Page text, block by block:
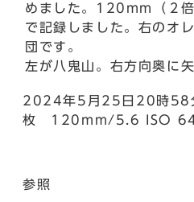
めました。120mm（２
で記録しました。右のオ
団です。
左が八鬼山。右方向奥に
2024年5月25日20時58
枚 120mm/5.6 ISO
参照